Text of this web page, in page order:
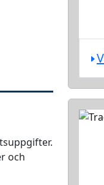
och